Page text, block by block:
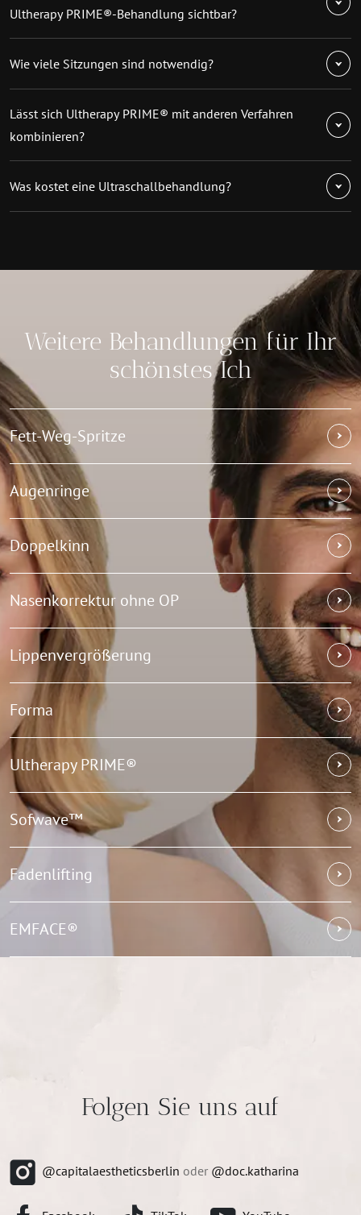
Ultherapy PRIME®-Behandlung sichtbar?
Wie viele Sitzungen sind notwendig?
Lässt sich Ultherapy PRIME® mit anderen Verfahren
kombinieren?
Was kostet eine Ultraschallbehandlung?
Weitere Behandlungen für Ihr
schönstes Ich
Fett-Weg-Spritze
Augenringe
Doppelkinn
Nasenkorrektur ohne OP
Lippenvergrößerung
Forma
Ultherapy PRIME®
Sofwave™
Fadenlifting
EMFACE®
Folgen Sie uns auf
@capitalaestheticsberlin oder @doc.katharina